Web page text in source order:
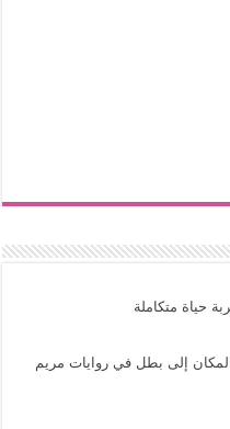
حياة متكاملة
المكان إلى بطل في روايات مريم